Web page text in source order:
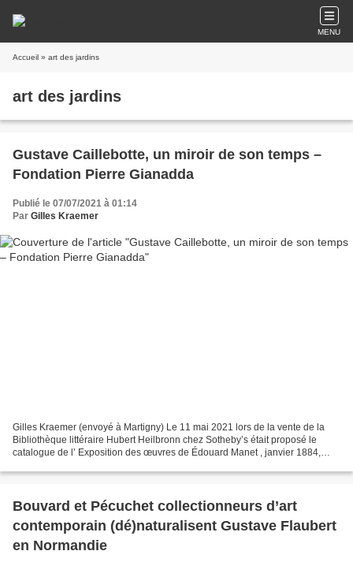
MENU
Accueil » art des jardins
art des jardins
Gustave Caillebotte, un miroir de son temps –
Fondation Pierre Gianadda
Publié le 07/07/2021 à 01:14
Par Gilles Kraemer
Gilles Kraemer (envoyé à Martigny) Le 11 mai 2021 lors de la vente de la
Bibliothèque littéraire Hubert Heilbronn chez Sotheby’s était proposé le
catalogue de l’ Exposition des œuvres de Édouard Manet , janvier 1884,
Bouvard et Pécuchet collectionneurs d’art
contemporain (dé)naturalisent Gustave Flaubert
en Normandie